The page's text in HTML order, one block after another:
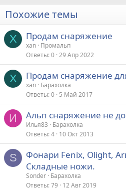
Похожие темы
X Продам снаряжение
xan Промальп
Ответы 0 29 Апр 2022
X Продам снаряжение
xan Барахолка
Ответы 0 5 Май 2017
И Альп снаряжение не
Илья83
Барахолка
Ответы 4 10 Окт 2013
S
Фонари Fenix, Olight,
Складные ножи.
Sonder Барахолка
Ответы 79 12 Авг 2019